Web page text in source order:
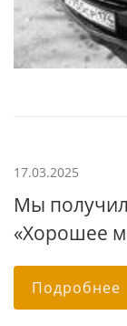
17.03.2025
Мы
«Хорошее
Подробнее